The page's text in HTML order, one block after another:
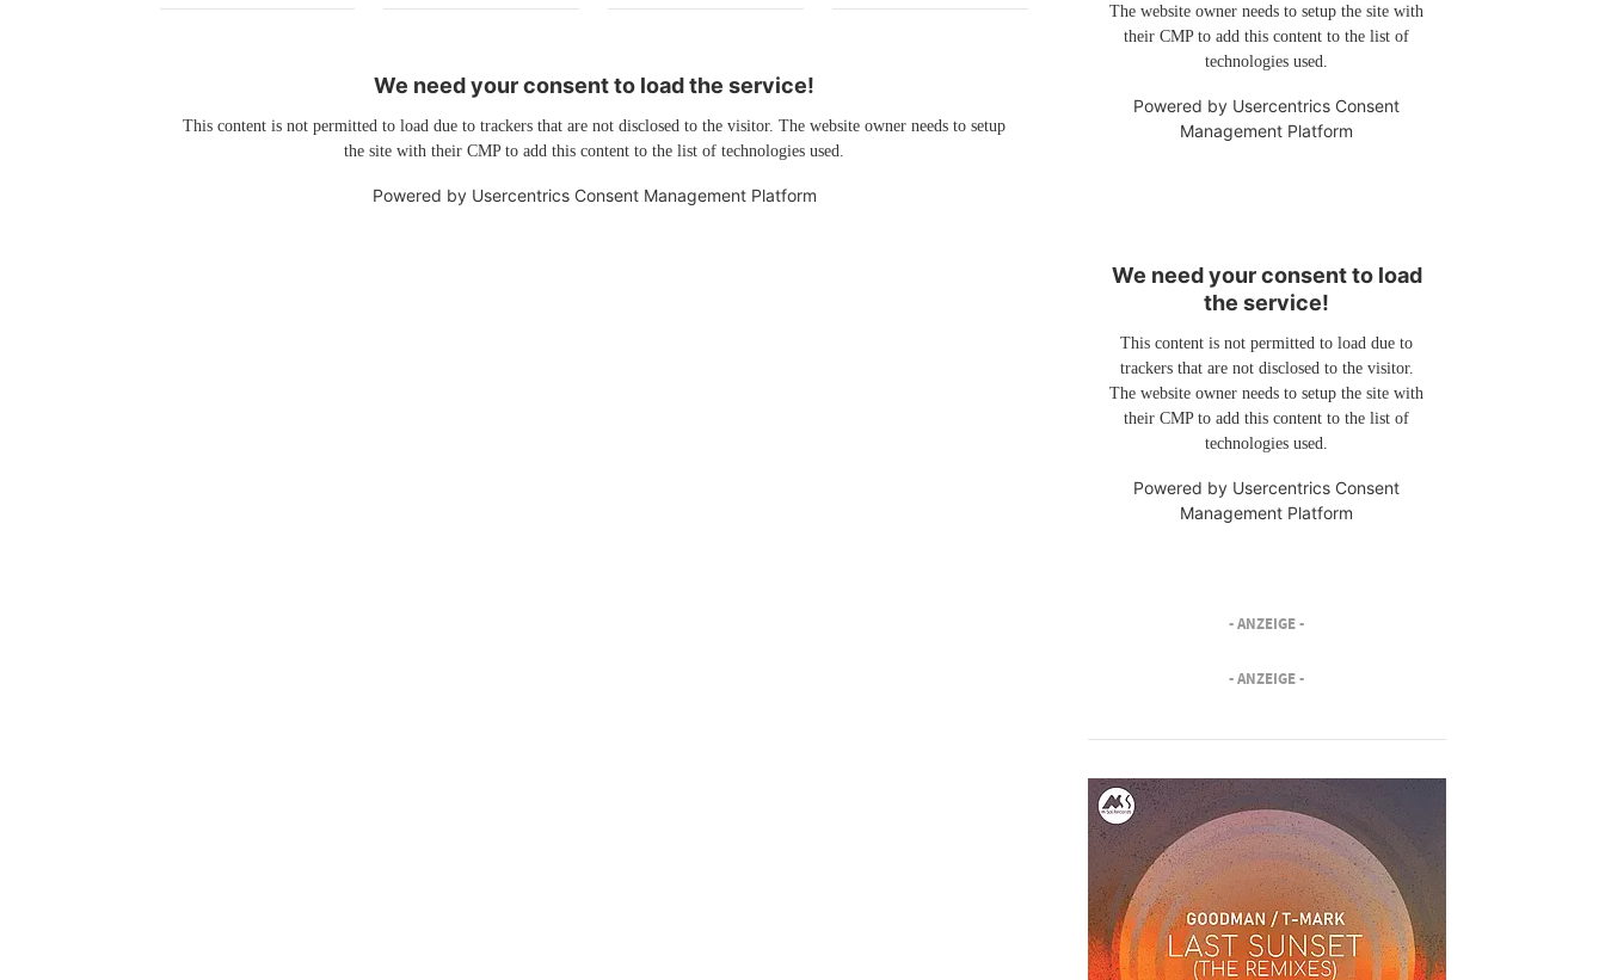
We need your consent to load the service!
This content is not permitted to load due to trackers that are not disclosed to the visitor. The website owner needs to setup
the site with their CMP to add this content to the list of technologies used.
Powered by Usercentrics Consent Management Platform
The website owner needs to setup the site with
their CMP to add this content to the list of
technologies used.
Powered by Usercentrics Consent
Management Platform
We need your consent to load
the service!
This content is not permitted to load due to
trackers that are not disclosed to the visitor.
The website owner needs to setup the site with
their CMP to add this content to the list of
technologies used.
Powered by Usercentrics Consent
Management Platform
- ANZEIGE -
- ANZEIGE -